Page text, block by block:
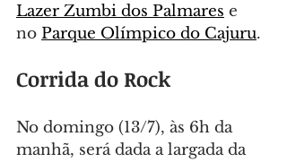
Lazer Zumbi dos Palmares e
no Parque Olímpico do Cajuru.
Corrida do Rock
No domingo (13/7), às 6h da
manhã, será dada a largada da